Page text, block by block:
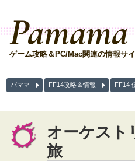
Pamama
ゲーム攻略＆PC/Mac関連の情報サ
パママ FF14攻略＆情報 FF14
オーケスト
旅